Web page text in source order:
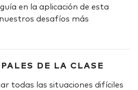
en la aplicación de esta
desafíos más
DE LA CLASE
todas las situaciones difíciles